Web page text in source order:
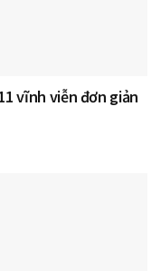
vĩnh viễn đơn giản